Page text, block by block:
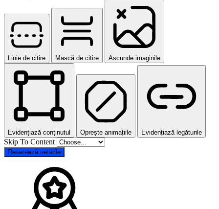
Linie de citire Mască de citire Ascunde imaginile
Evidențiază conținutul Oprește animațiile Evidențiază legăturile
Skip To Content
Resetează setările